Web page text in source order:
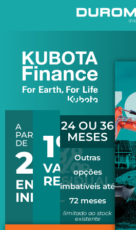
A
PARTIR
DE
20%
ENTRADA
INICIAL
1%
VALOR
RESIDUAL
24 OU 36
MESES
Outras
opções
imbatíveis até
72 meses
limitado ao stock
existente